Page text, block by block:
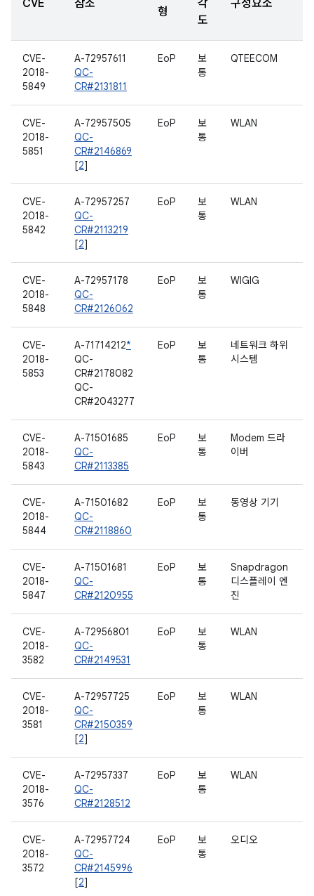
CVE 참조
형
각
도
구성요소
CVE-
2018-
5849
A-72957611
QC-
CR#2131811
EoP
보
통
QTEECOM
CVE-
2018-
5851
A-72957505
QC-
CR#2146869
[2]
EoP
보
통
WLAN
CVE-
2018-
5842
A-72957257
QC-
CR#2113219
[2]
EoP
보
통
WLAN
CVE-
2018-
5848
A-72957178
QC-
CR#2126062
EoP
보
통
WIGIG
CVE-
2018-
5853
A-71714212*
QC-
CR#2178082
QC-
CR#2043277
EoP
보
통
네트워크 하위
시스템
CVE-
2018-
5843
A-71501685
QC-
CR#2113385
EoP
보
통
Modem 드라
이버
CVE-
2018-
5844
A-71501682
QC-
CR#2118860
EoP
보
통
동영상 기기
CVE-
2018-
5847
A-71501681
QC-
CR#2120955
EoP
보
통
Snapdragon
디스플레이 엔
진
CVE-
2018-
3582
A-72956801
QC-
CR#2149531
EoP
보
통
WLAN
CVE-
2018-
3581
A-72957725
QC-
CR#2150359
[2]
EoP
보
통
WLAN
CVE-
2018-
3576
A-72957337
QC-
CR#2128512
EoP
보
통
WLAN
CVE-
2018-
3572
A-72957724
QC-
CR#2145996
[2]
EoP
보
통
오디오